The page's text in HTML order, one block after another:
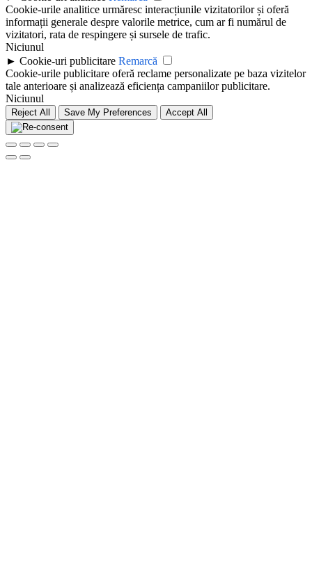
Cookie-urile analitice urmăresc interacțiunile vizitatorilor și oferă
informații generale despre valorile metrice, cum ar fi numărul de
vizitatori, rata de respingere și sursele de trafic.
Niciunul
► Cookie-uri publicitare Remarcă
Cookie-urile publicitare oferă reclame personalizate pe baza vizitelor
tale anterioare și analizează eficiența campaniilor publicitare.
Niciunul
Reject All Save My Preferences Accept All